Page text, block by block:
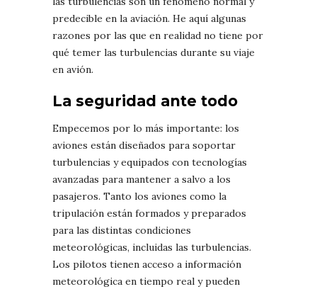
predecible en la aviación. He aquí algunas
razones por las que en realidad no tiene por
qué temer las turbulencias durante su viaje
en avión.
La seguridad ante todo
Empecemos por lo más importante: los
aviones están diseñados para soportar
turbulencias y equipados con tecnologías
avanzadas para mantener a salvo a los
pasajeros. Tanto los aviones como la
tripulación están formados y preparados
para las distintas condiciones
meteorológicas, incluidas las turbulencias.
Los pilotos tienen acceso a información
meteorológica en tiempo real y pueden